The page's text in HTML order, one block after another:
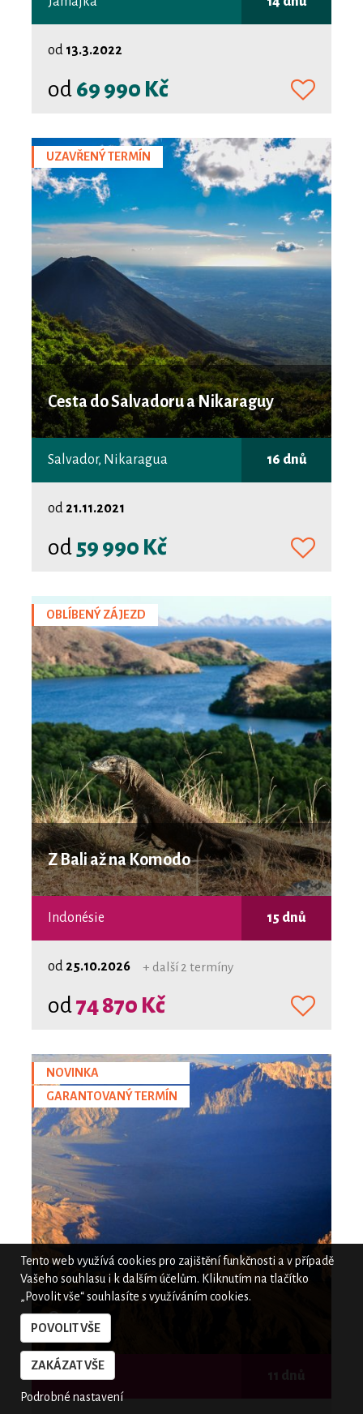
Tento web využívá cookies pro zajištění funkčnosti a v případě
Vašeho souhlasu i k dalším účelům. Kliknutím na tlačítko
„Povolit vše“ souhlasíte s využíváním cookies.
POVOLIT VŠE
ZAKÁZAT VŠE
Podrobné nastavení
od 13.3.2022
od 69 990 Kč
UZAVŘENÝ TERMÍN
Cesta do Salvadoru a Nikaraguy
Salvador, Nikaragua 16 dnů
od 21.11.2021
od 59 990 Kč
OBLÍBENÝ ZÁJEZD
Z Bali až na Komodo
Indonésie 15 dnů
od 25.10.2026 + další 2 termíny
od74 870 Kč
NOVINKA
GARANTOVANÝ TERMÍN
Omán
11 dnů